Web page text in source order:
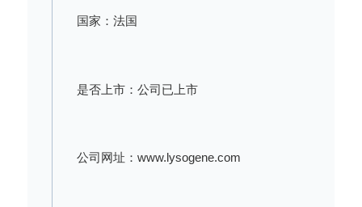
国家：法国
是否上市：公司已上市
公司网址：www.lysogene.com